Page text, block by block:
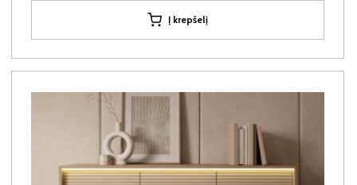
Į krepšelį